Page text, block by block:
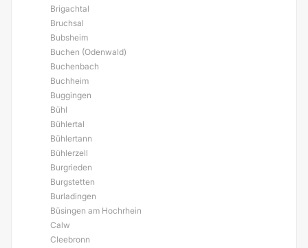
Brigachtal
Bruchsal
Bubsheim
Buchen (Odenwald)
Buchenbach
Buchheim
Buggingen
Bühl
Bühlertal
Bühlertann
Bühlerzell
Burgrieden
Burgstetten
Burladingen
Büsingen am Hochrhein
Calw
Cleebronn